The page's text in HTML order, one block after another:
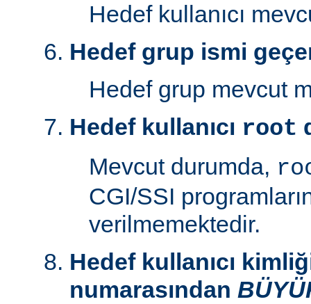
Hedef kullanıcı
Hedef grup ismi
Hedef grup mevcut
Hedef kullanıcı root
Mevcut durumda,
CGI/SSI
verilmemektedir.
Hedef kullanıcı
numarasından